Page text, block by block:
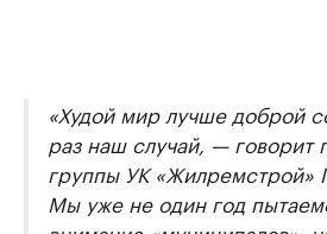
«Худой мир лучше доброй
раз наш случай, — говорит
группы УК «Жилремстрой»
Мы уже не один год